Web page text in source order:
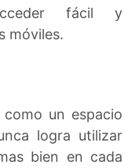
fácil y
móviles.
un espacio
logra utilizar
bien en cada